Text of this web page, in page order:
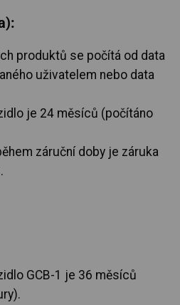
produktů se počítá od data
uživatelem nebo data
je 24 měsíců (počítáno
záruční doby je záruka
GCB-1 je 36 měsíců